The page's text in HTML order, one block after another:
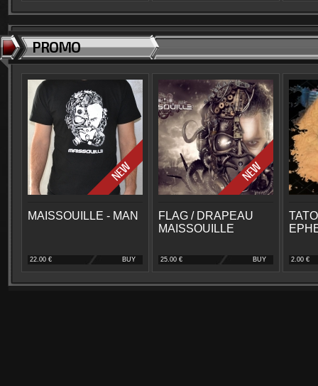
PROMO
MAISSOUILLE - MAN
22.00 € BUY
FLAG / DRAPEAU
MAISSOUILLE
25.00 € BUY 2.00 €